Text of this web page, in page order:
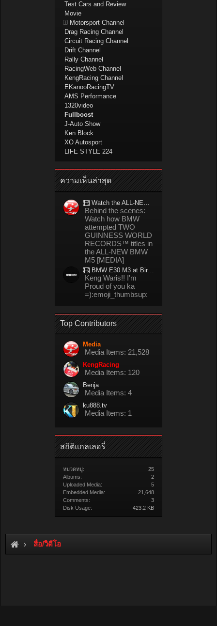
Test Cars and Review
Movie
Motorsport Channel
Drag Racing Channel
Circuit Racing Channel
Drift Channel
Rally Channel
RacingWeb Channel
KengRacing Channel
EKanooRacingTV
AMS Performance
1320video
Fullboost
J-Auto Show
Ken Block
XO Autosport
LIFE STYLE 224
ความเห็นล่าสุด
Watch the ALL-NEW BMW M5 refuel mid-drift to take TWO GUINNESS WORLD RECORDS™ titles
Behind the scenes:
Watch how BMW
attempted TWO
GUINNESS WORLD
RECORDS™ titles in
the ALL-NEW BMW
M5 [MEDIA]
BMW E30 M3 at Bira circuit Thailand in 02/2008
Keng Waris!! I'm
Proud of you ka
=):emoji_thumbsup:
Top Contributors
Media
Media Items: 21,528
KengRacing
Media Items: 120
Benja
Media Items: 4
ku888.tv
Media Items: 1
สถิติแกลเลอรี่
หมวดหมู่:
25
Albums:
2
Uploaded Media:
5
Embedded Media:
21,648
Comments:
3
Disk Usage:
423.2 KB
สื่อ/วิดีโอ